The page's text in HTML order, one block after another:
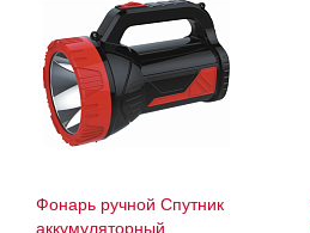
Фонарь ручной Спутник
аккумуляторный